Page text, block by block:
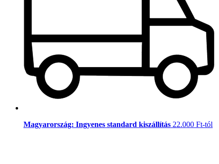
Magyarország: Ingyenes standard kiszállítás 22.000 Ft-tól